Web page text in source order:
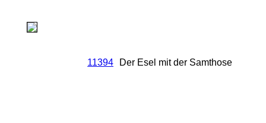
11394 Der Esel mit der Samthose